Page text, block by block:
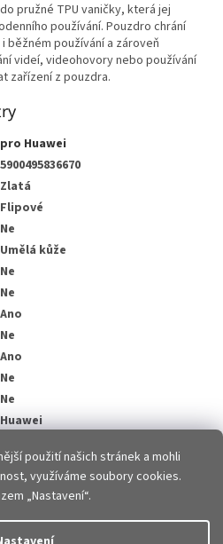
použití našich stránek a mohli
využíváme soubory cookies.
„Nastavení“.
pružné TPU vaničky, která jej
používání. Pouzdro chrání
běžném používání a zároveň
videí, videohovory nebo používání
zařízení z pouzdra.
pro Huawei
5900495836670
Zlatá
Flipové
Ne
Umělá kůže
Ne
Ne
Ano
Ne
Ano
Ne
Ne
Huawei